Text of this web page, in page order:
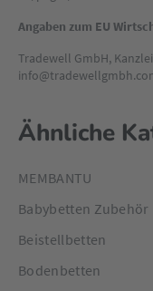
Angaben zum EU
Tradewell GmbH,
Ähnliche
MEMBANTU
Babybetten Zubehör
Beistellbetten
Bodenbetten